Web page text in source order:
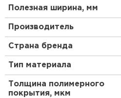
Полезная ширина, мм
Производитель
Страна бренда
Тип материала
Толщина полимерного
покрытия, мкм